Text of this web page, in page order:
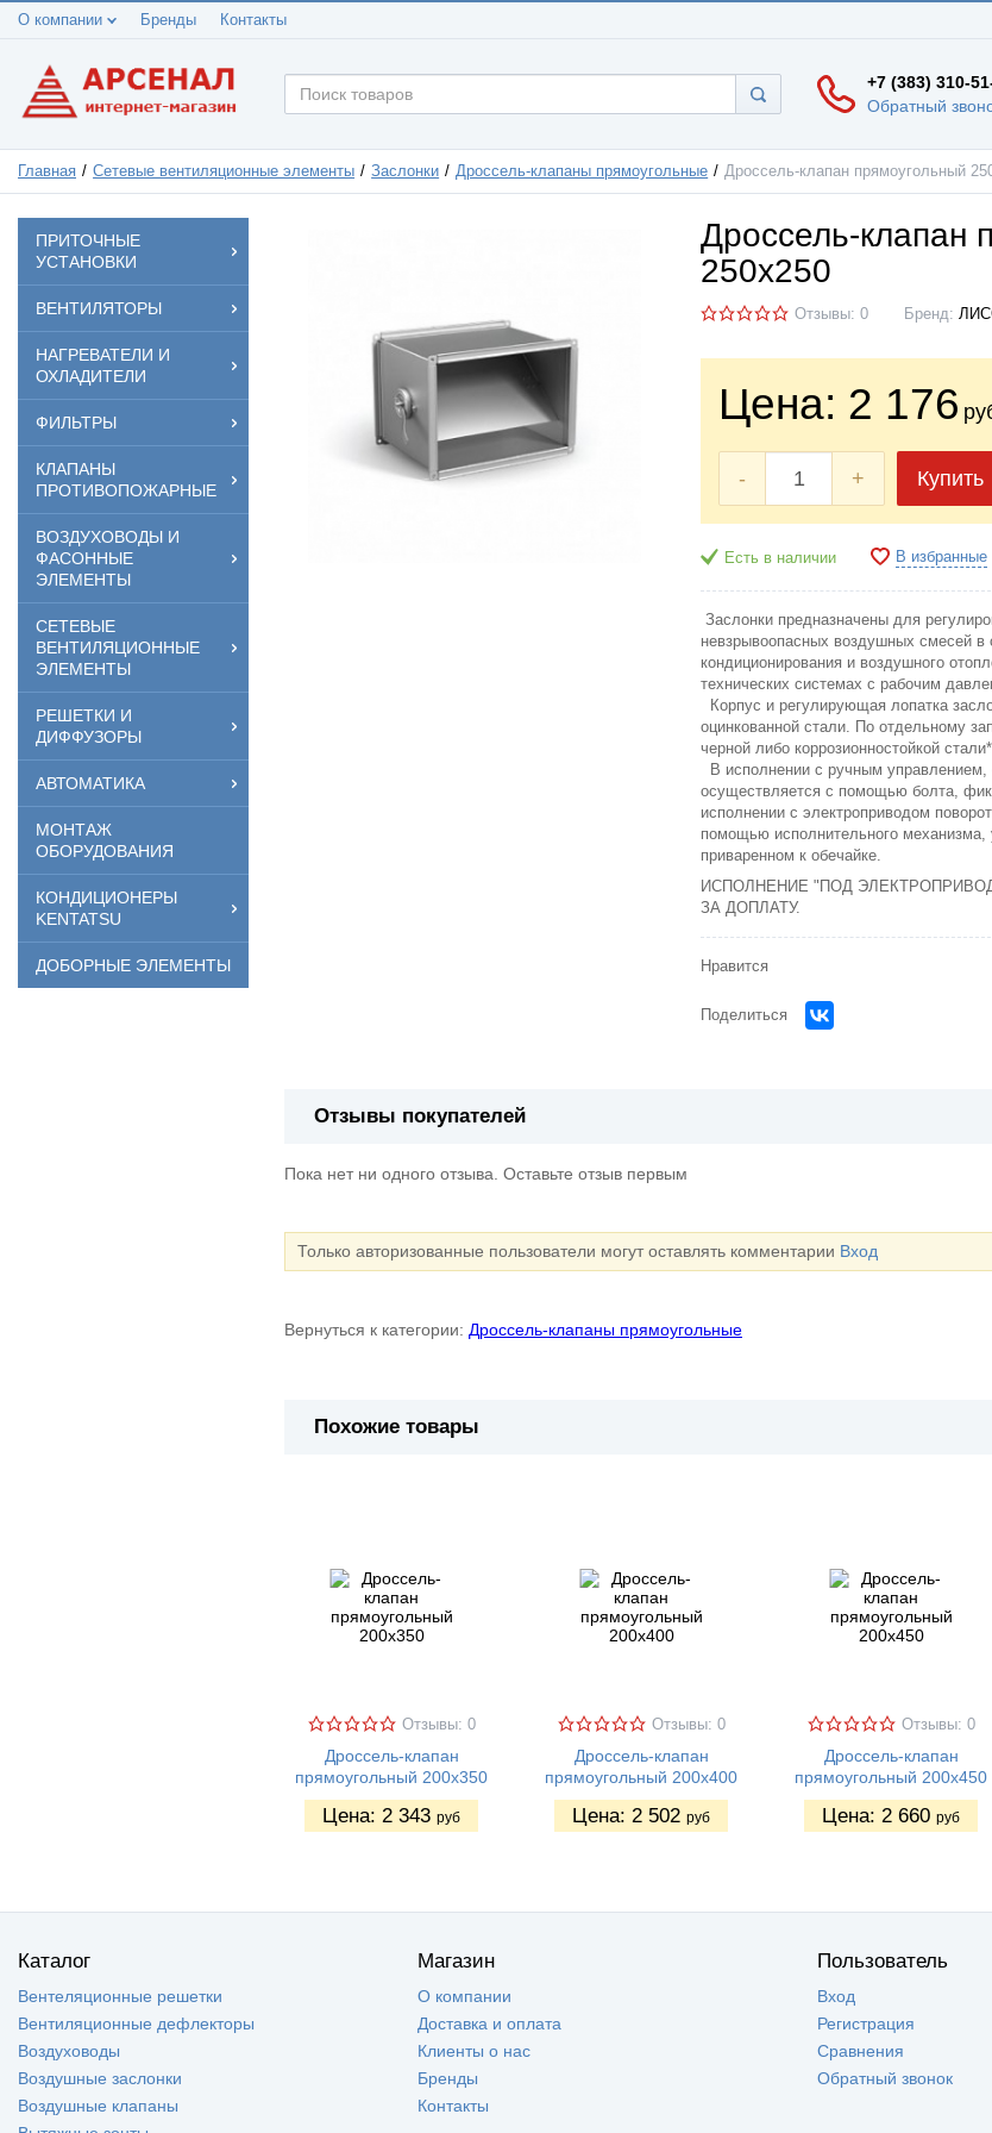
О компании Бренды Контакты
+7 (383) 310-
Обратный
Главная Сетевые вентиляционные элементы Заслонки Дроссель-клапаны прямоугольные Дроссель-клапан прямоугольный
ПРИТОЧНЫЕ
УСТАНОВКИ
ВЕНТИЛЯТОРЫ
НАГРЕВАТЕЛИ И
ОХЛАДИТЕЛИ
ФИЛЬТРЫ
КЛАПАНЫ
ПРОТИВОПОЖАРНЫЕ
ВОЗДУХОВОДЫ И
ФАСОННЫЕ
ЭЛЕМЕНТЫ
СЕТЕВЫЕ
ВЕНТИЛЯЦИОННЫЕ
ЭЛЕМЕНТЫ
РЕШЕТКИ И
ДИФФУЗОРЫ
АВТОМАТИКА
МОНТАЖ
ОБОРУДОВАНИЯ
КОНДИЦИОНЕРЫ
KENTATSU
ДОБОРНЫЕ ЭЛЕМЕНТЫ
Дроссель-клапан
250х250
Отзывы: 0 Бренд:
Цена: 2 176
- + Купить
Есть в наличии В избранные
Заслонки предназначены для
невзрывоопасных воздушных смесей в
кондиционирования и воздушного
технических системах с рабочим
Корпус и регулирующая лопатка
оцинкованной стали. По отдельному
черной либо коррозионностойкой
В исполнении с ручным
осуществляется с помощью болта,
исполнении с электроприводом
помощью исполнительного механизма,
приваренном к обечайке.
ИСПОЛНЕНИЕ "ПОД
ЗА ДОПЛАТУ.
Нравится
Поделиться
Отзывы покупателей
Пока нет ни одного отзыва. Оставьте отзыв первым
Только авторизованные пользователи могут оставлять комментарии Вход
Вернуться к категории: Дроссель-клапаны прямоугольные
Похожие товары
Отзывы: 0
Дроссель-клапан
прямоугольный 200х350
Цена: 2 343 руб
Отзывы: 0
Дроссель-клапан
прямоугольный 200х400
Цена: 2 502 руб
Отзывы: 0
Дроссель-клапан
прямоугольный 200х450
Цена: 2 660 руб
Каталог
Вентеляционные решетки
Вентиляционные дефлекторы
Воздуховоды
Воздушные заслонки
Воздушные клапаны
Магазин
О компании
Доставка и оплата
Клиенты о нас
Бренды
Контакты
Пользователь
Вход
Регистрация
Сравнения
Обратный звонок